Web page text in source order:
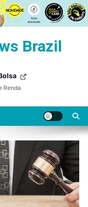
Brazil
Renda